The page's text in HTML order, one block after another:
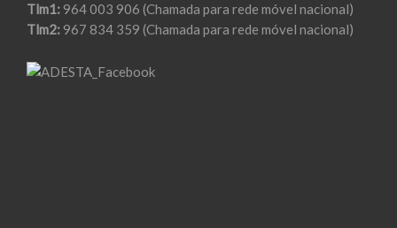
Tlm1: 964 003 906 (Chamada para rede móvel nacional)
Tlm2: 967 834 359 (Chamada para rede móvel nacional)